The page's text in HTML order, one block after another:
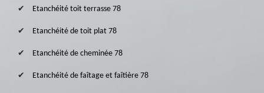
Etanchéité toit terrasse 78
Etanchéité de toit plat 78
Etanchéité de cheminée 78
Etanchéité de faîtage et faîtière 78